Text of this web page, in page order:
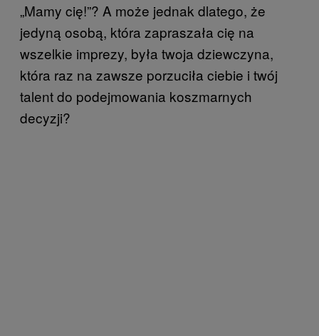
„Mamy cię!”? A może jednak dlatego, że
jedyną osobą, która zapraszała cię na
wszelkie imprezy, była twoja dziewczyna,
która raz na zawsze porzuciła ciebie i twój
talent do podejmowania koszmarnych
decyzji?